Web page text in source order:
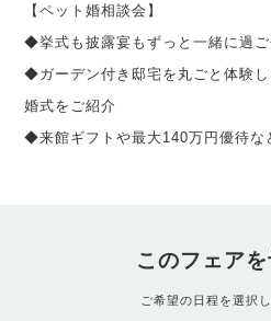
【ペット婚相談会】
◆挙式も披露宴もずっと一緒に過
◆ガーデン付き邸宅を丸ごと体験
婚式をご紹介
◆来館ギフトや最大140万円優待な
このフェア
ご希望の日程を選択